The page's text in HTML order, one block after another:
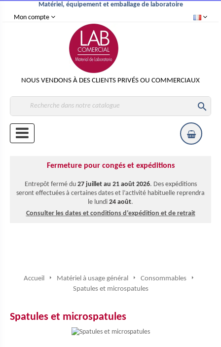
Mon compte
Matériel, équipement et emballage de laboratoire
NOUS VENDONS À DES CLIENTS PRIVÉS OU COMMERCIAUX

Fermeture pour congés et expéditions
Entrepôt fermé du 27 juillet au 21 août 2026. Des expéditions
seront effectuées à certaines dates et l’activité habituelle reprendra
le lundi 24 août.
Consulter les dates et conditions d’expédition et de retrait
Accueil Matériel à usage général
Consommables
Spatules et microspatules
Spatules et microspatules